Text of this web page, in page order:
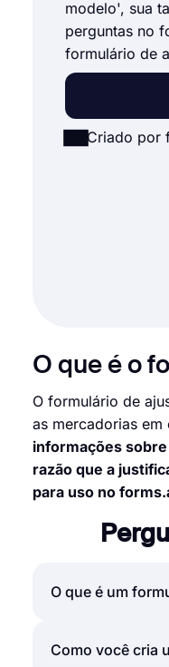
modelo', sua
perguntas no
formulário de
Criado por
O que é o
O formulário de
as mercadorias em
informações
razão que a
para uso no
O que é um
Um formulário
Como você cria